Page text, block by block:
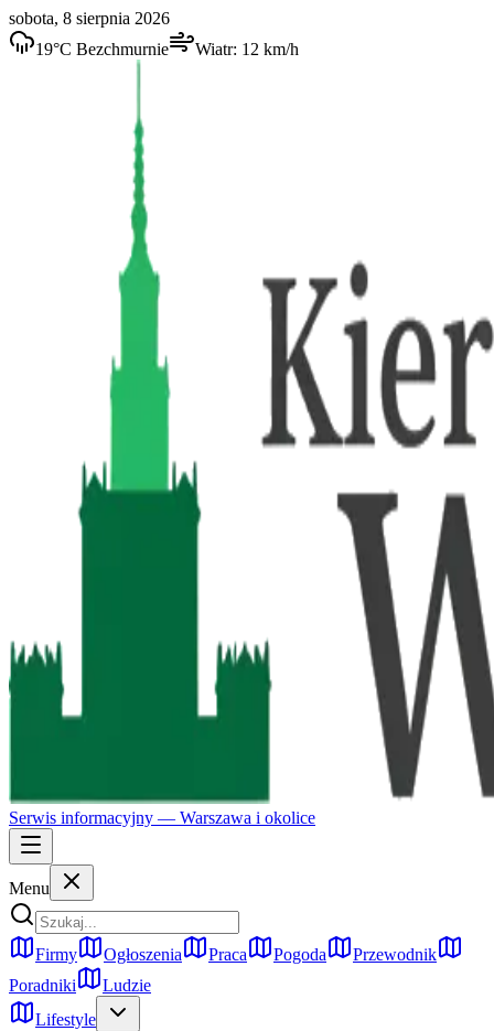
sobota, 8 sierpnia 2026
19°C Bezchmurnie Wiatr: 12 km/h
Serwis informacyjny — Warszawa i okolice
Menu
Firmy Ogłoszenia Praca Pogoda
Przewodnik
Poradniki
Ludzie
Lifestyle